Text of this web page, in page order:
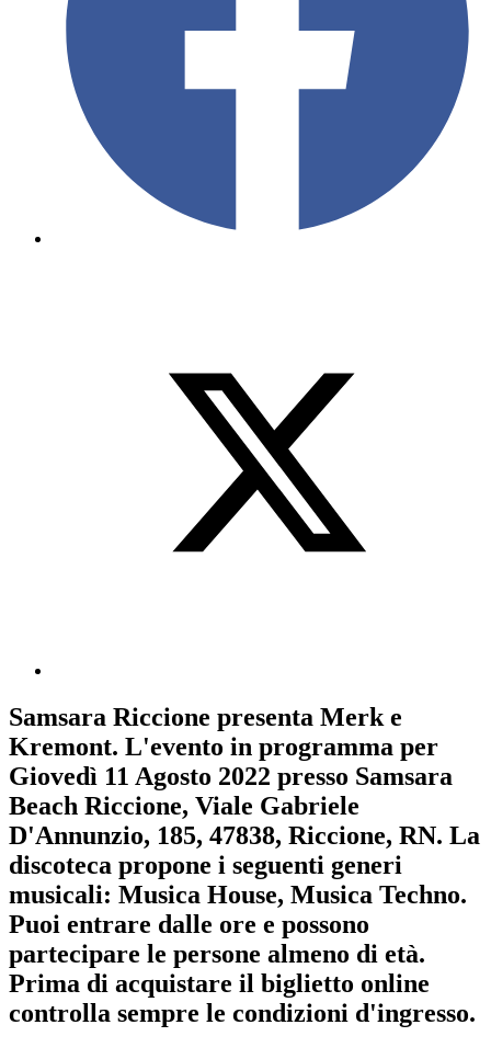
Samsara Riccione presenta Merk e
Kremont. L'evento in programma per
Giovedì 11 Agosto 2022 presso Samsara
Beach Riccione, Viale Gabriele
D'Annunzio, 185, 47838, Riccione, RN. La
discoteca propone i seguenti generi
musicali: Musica House, Musica Techno.
Puoi entrare dalle ore e possono
partecipare le persone almeno di età.
Prima di acquistare il biglietto online
controlla sempre le condizioni d'ingresso.